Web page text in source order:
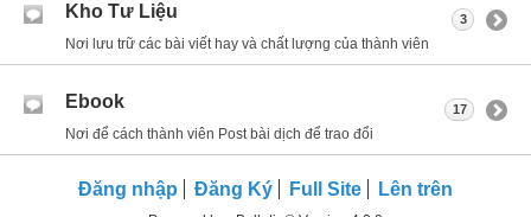
Kho Tư Liệu
Nơi lưu trữ các bài viết hay và chất lượng của thành viên
3
Ebook
Nơi để cách thành viên Post bài dịch để trao đổi
17
Đăng nhập Đăng Ký Full Site Lên trên